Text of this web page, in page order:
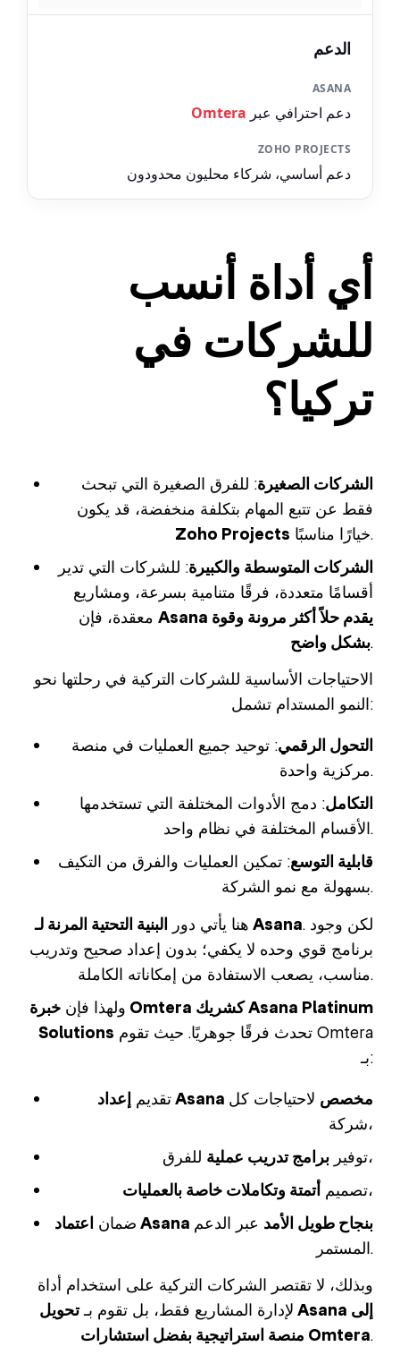
الدعم
دعم احترافي عبر Omtera
دعم أساسي، شركاء محليون محدودون
أي أداة أنسب
للشركات في
تركيا؟
الشركات الصغيرة: للفرق الصغيرة التي تبحث
فقط عن تتبع المهام بتكلفة منخفضة، قد يكون
Zoho Projects خيارًا مناسبًا.
الشركات المتوسطة والكبيرة: للشركات التي تدير
أقسامًا متعددة، فرقًا متنامية بسرعة، ومشاريع
Asana يقدم حلاً أكثر مرونة وقوة
بشكل واضح.
الاحتياجات الأساسية للشركات التركية في رحلتها نحو
النمو المستدام تشمل:
التحول الرقمي: توحيد جميع العمليات في منصة
مركزية واحدة.
التكامل: دمج الأدوات المختلفة التي تستخدمها
الأقسام المختلفة في نظام واحد.
قابلية التوسع: تمكين العمليات والفرق من التكيف
بسهولة مع نمو الشركة.
هنا يأتي دور البنية التحتية المرنة لـ Asana. لكن وجود
برنامج قوي وحده لا يكفي؛ بدون إعداد صحيح وتدريب
مناسب، يصعب الاستفادة من إمكاناته الكاملة.
ولهذا فإن خبرة Omtera كشريك Asana Platinum
Solutions
بـ:
تقديم
إعداد Asana مخصص لاحتياجات كل
شركة،
توفير برامج تدريب عملية
للفرق،
تصميم أتمتة وتكاملات خاصة بالعمليات
،
ضمان
اعتماد Asana بنجاح طويل الأمد عبر الدعم
المستمر.
وبذلك، لا تقتصر الشركات التركية على استخدام أداة
لإدارة المشاريع فقط، بل تقوم بـتحويل Asana إلى
منصة استراتيجية بفضل استشارات Omtera.